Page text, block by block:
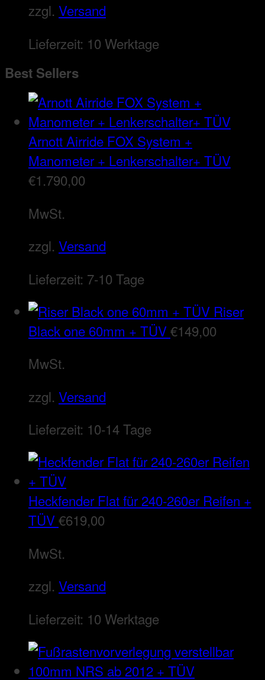
zzgl. Versand
Lieferzeit: 10 Werktage
Best Sellers
Arnott Airride FOX System +
Manometer + Lenkerschalter+ TÜV
€1.790,00
MwSt.
zzgl. Versand
Lieferzeit: 7-10 Tage
Riser
Black one 60mm + TÜV€149,00
MwSt.
zzgl. Versand
Lieferzeit: 10-14 Tage
Heckfender Flat für 240-260er Reifen +
TÜV€619,00
MwSt.
zzgl. Versand
Lieferzeit: 10 Werktage